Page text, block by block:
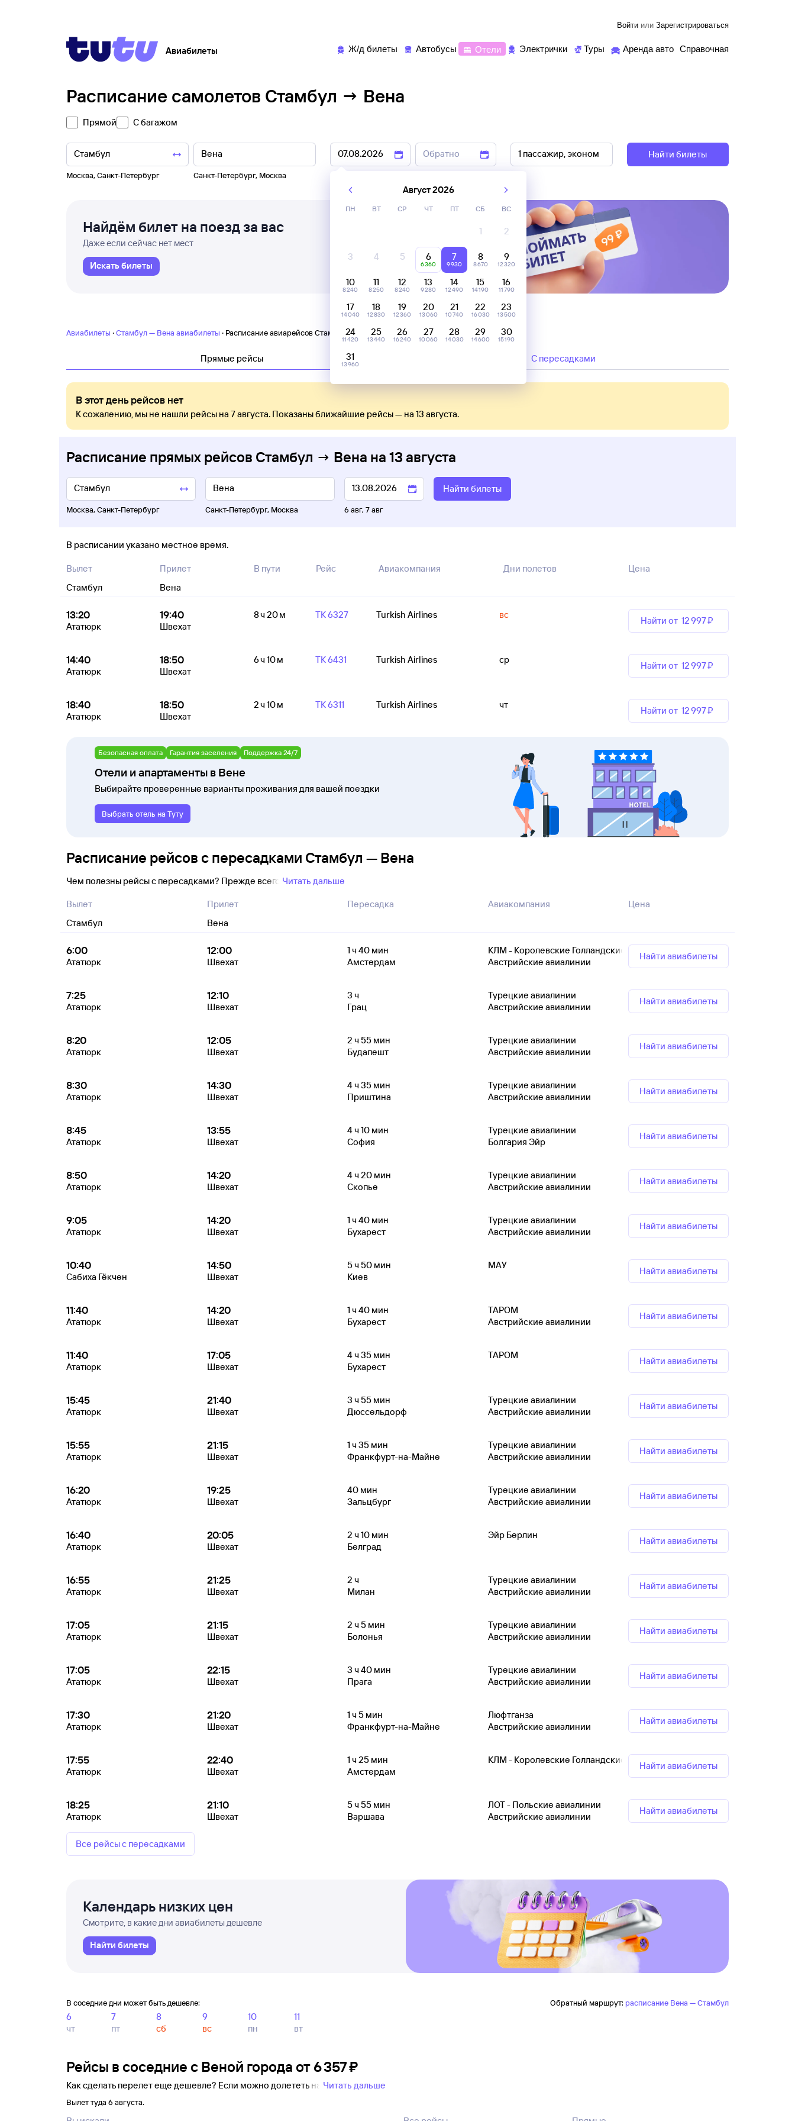
Войти или Зарегистрироваться
Авиабилеты Ж/д билеты Автобусы Отели Электрички Туры Аренда авто Справочная
Расписание самолетов Стамбул → Вена
Прямой С багажом
Москва, Санкт-Петербург Санкт-Петербург, Москва
Найти билеты
Найдём билет на поезд за вас
Даже если сейчас нет мест
Искать билеты
Авиабилеты ·Стамбул — Вена авиабилеты · Расписание авиарейсов Стамбул — Вена
Прямые рейсы C пересадками
В этот день рейсов нет
К сожалению, мы не нашли рейсы на 7 августа. Показаны ближайшие рейсы — на 13 августа.
Расписание прямых рейсов Стамбул → Вена на 13 августа
Москва, Санкт-Петербург Санкт-Петербург, Москва 6 авг, 7 авг
Найти билеты
В расписании указано местное время.
Вылет
Стамбул
Прилет
Вена
В пути Рейс Авиакомпания Дни полетов Цена
13:20
Ататюрк
19:40
Швехат
8 ч 20 м TK 6327 Turkish Airlines вс
Найти от 12 ⁠997 ⁠₽
14:40
Ататюрк
18:50
Швехат
6 ч 10 м TK 6431 Turkish Airlines ср
Найти от 12 ⁠997 ⁠₽
18:40
Ататюрк
18:50
Швехат
2 ч 10 м TK 6311 Turkish Airlines чт
Найти от 12 ⁠997 ⁠₽
Безопасная оплата Гарантия заселения Поддержка 24/7
Отели и апартаменты в Вене
Выбирайте проверенные варианты проживания для вашей поездки
Выбрать отель на Туту
Расписание рейсов с пересадками Стамбул — Вена
Чем полезны рейсы с пересадками? Прежде всего Читать дальше
Вылет
Стамбул
Прилет
Вена
Пересадка Авиакомпания Цена
6:00
Ататюрк
12:00
Швехат
1ч 40 мин
Амстердам
КЛМ - Королевские Голландские авиалинии
Австрийские авиалинии
Найти авиабилеты
7:25
Ататюрк
12:10
Швехат
3 ч
Грац
Турецкие авиалинии
Австрийские авиалинии
Найти авиабилеты
8:20
Ататюрк
12:05
Швехат
2 ч 55 мин
Будапешт
Турецкие авиалинии
Австрийские авиалинии
Найти авиабилеты
8:30
Ататюрк
14:30
Швехат
4ч 35 мин
Приштина
Турецкие авиалинии
Австрийские авиалинии
Найти авиабилеты
8:45
Ататюрк
13:55
Швехат
4ч 10 мин
София
Турецкие авиалинии
Болгария Эйр
Найти авиабилеты
8:50
Ататюрк
14:20
Швехат
4ч 20 мин
Скопье
Турецкие авиалинии
Австрийские авиалинии
Найти авиабилеты
9:05
Ататюрк
14:20
Швехат
1ч 40 мин
Бухарест
Турецкие авиалинии
Австрийские авиалинии
Найти авиабилеты
10:40
Сабиха Гёкчен
14:50
Швехат
5ч 50 мин
Киев
МАУ
Найти авиабилеты
11:40
Ататюрк
14:20
Швехат
1ч 40 мин
Бухарест
ТАРОМ
Австрийские авиалинии
Найти авиабилеты
11:40
Ататюрк
17:05
Швехат
4ч 35 мин
Бухарест
ТАРОМ
Найти авиабилеты
15:45
Ататюрк
21:40
Швехат
3 ч 55 мин
Дюссельдорф
Турецкие авиалинии
Австрийские авиалинии
Найти авиабилеты
15:55
Ататюрк
21:15
Швехат
1ч 35 мин
Франкфурт-на-Майне
Турецкие авиалинии
Австрийские авиалинии
Найти авиабилеты
16:20
Ататюрк
19:25
Швехат
40 мин
Зальцбург
Турецкие авиалинии
Австрийские авиалинии
Найти авиабилеты
16:40
Ататюрк
20:05
Швехат
2 ч 10 мин
Белград
Эйр Берлин
Найти авиабилеты
16:55
Ататюрк
21:25
Швехат
2 ч
Милан
Турецкие авиалинии
Австрийские авиалинии
Найти авиабилеты
17:05
Ататюрк
21:15
Швехат
2 ч 5 мин
Болонья
Турецкие авиалинии
Австрийские авиалинии
Найти авиабилеты
17:05
Ататюрк
22:15
Швехат
3 ч 40 мин
Прага
Турецкие авиалинии
Австрийские авиалинии
Найти авиабилеты
17:30
Ататюрк
21:20
Швехат
1ч 5 мин
Франкфурт-на-Майне
Люфтганза
Австрийские авиалинии
Найти авиабилеты
17:55
Ататюрк
22:40
Швехат
1ч 25 мин
Амстердам
КЛМ - Королевские Голландские авиалинии
Найти авиабилеты
18:25
Ататюрк
21:10
Швехат
5ч 55 мин
Варшава
ЛОТ - Польские авиалинии
Австрийские авиалинии
Найти авиабилеты
Все рейсы с пересадками
Календарь низких цен
Смотрите, в какие дни авиабилеты дешевле
Найти билеты
В соседние дни может быть дешевле:
6
чт
7
пт
8
сб
9
вс
10
пн
11
вт
Обратный маршрут: расписание Вена — Стамбул
Рейсы в соседние с Веной города от 6 ⁠357 ⁠₽
Как сделать перелет еще дешевле? Если можно долететь на Читать дальше
Вылет туда 6 августа.
Август 2026
ПН ВТ СР ЧТ ПТ СБ ВС
1 2
3 4 5 6
6 ⁠360
7
9 ⁠930
8
8 ⁠670
9
12 ⁠320
10
8 ⁠240
11
8 ⁠250
12
8 ⁠240
13
9 ⁠280
14
12 ⁠490
15
14 ⁠190
16
11 ⁠790
17
14 ⁠040
18
12 ⁠830
19
12 ⁠360
20
13 ⁠060
21
10 ⁠740
22
16 ⁠030
23
13 ⁠500
24
11 ⁠420
25
13 ⁠440
26
16 ⁠240
27
10 ⁠060
28
14 ⁠030
29
14 ⁠600
30
15 ⁠190
31
13 ⁠960